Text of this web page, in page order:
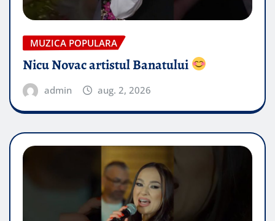
MUZICA POPULARA
Nicu Novac artistul Banatului
admin aug. 2, 2026